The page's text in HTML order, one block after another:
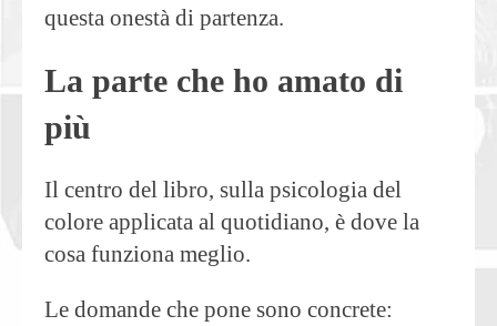
questa onestà di partenza.
La parte che ho amato di
più
Il centro del libro, sulla psicologia del
colore applicata al quotidiano, è dove la
cosa funziona meglio.
Le domande che pone sono concrete: